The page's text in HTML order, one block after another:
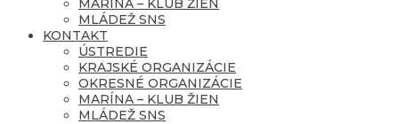
MARÍNA – KLUB ŽIEN
MLÁDEŽ SNS
KONTAKT
ÚSTREDIE
KRAJSKÉ ORGANIZÁCIE
OKRESNÉ ORGANIZÁCIE
MARÍNA – KLUB ŽIEN
MLÁDEŽ SNS